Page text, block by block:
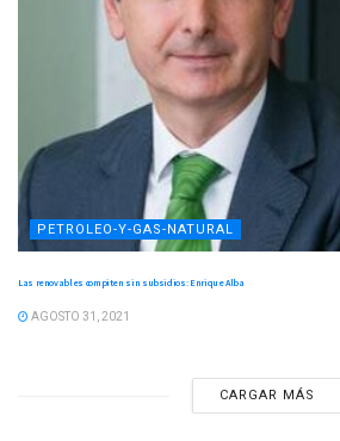
PETROLEO-Y-GAS-NATURAL
Las renovables compiten sin subsidios: Enrique Alba
AGOSTO 31, 2021
CARGAR MÁS